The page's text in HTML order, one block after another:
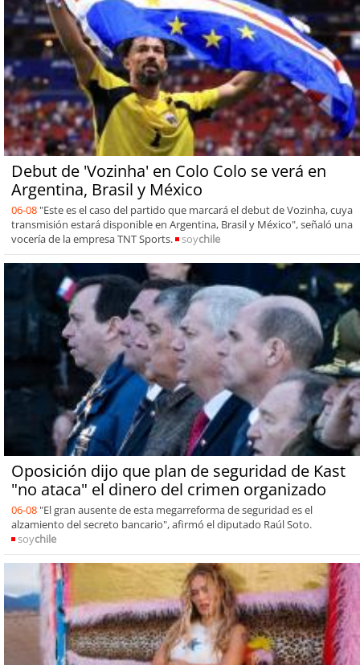
Debut de 'Vozinha' en Colo Colo se verá en
Argentina, Brasil y México
06-08 "Este es el caso del partido que marcará el debut de Vozinha, cuya
transmisión estará disponible en Argentina, Brasil y México", señaló una
vocería de la empresa TNT Sports.
soychile
Oposición dijo que plan de seguridad de Kast
"no ataca" el dinero del crimen organizado
06-08 "El gran ausente de esta megarreforma de seguridad es el
alzamiento del secreto bancario", afirmó el diputado Raúl Soto.
soychile